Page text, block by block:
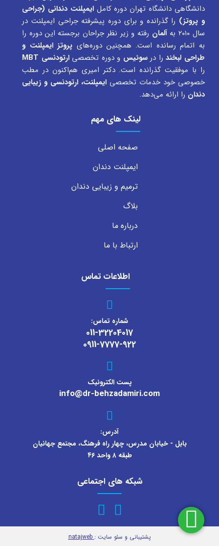
دانشگاهی دانشگاه تهران دوره کاملایمپلنت دندانی (جراحی
و پروتز) را گذرانده و برای دوره پیشرفته جراحی ایمپلنت در
سال ۲۰۱۰ به
آلمان رفته و زیر نظر جراحان برجسته این دوره را
به اتمام رسانده است. همچنین دوره‌های پروتز ایمپلنت و
طراحی لبخندرا درسوئیس و دوره تخصصیارتودنسی MBT
را با موفقیت گذرانده است. دکتر امیری هم‌اکنون در مطب
خصوصی خود خدمات تخصصی ایمپلنت، ارتودنسی و زیبایی
دندان را ارائه می‌دهد.
لینک های مهم
صفحه اصلی
ایمپلنت دندان
ترمیم و زیبایی دندان
بلاگ
درباره ما
ارتباط با ما
اطلاعات تماس
شماره تماس:
011-32204017
0911-7777-922
پست الکترونیک
info@dr-behzadamiri.com
آدرس:
بابل - خیابان مدرس، چهار راه فرهنگ‌، مجتمع جهانیان
طبقه ۸ واحد ۴۶
شبکه های اجتماعی
پشتیبانی و سئو سایت : natajweb